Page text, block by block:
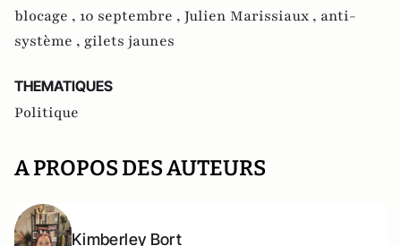
blocage , 10 septembre , Julien Marissiaux , anti-
système , gilets jaunes
THEMATIQUES
Politique
A PROPOS DES AUTEURS
Kimberley Bort